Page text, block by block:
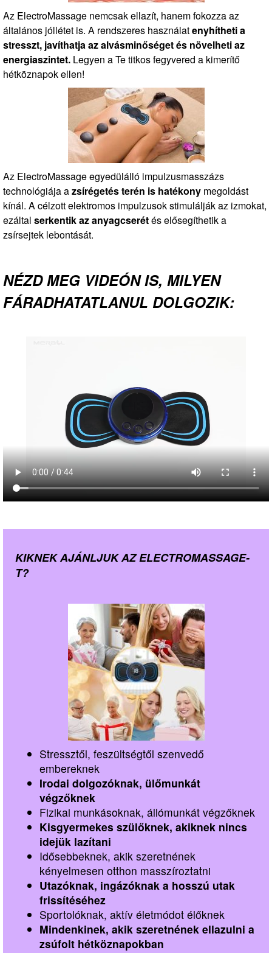
Az ElectroMassage nemcsak ellazít, hanem fokozza az
általános jóllétet is. A rendszeres használatenyhítheti a
stresszt, javíthatja az alvásminőséget és növelheti az
energiaszintet. Legyen a Te titkos fegyvered a kimerítő
hétköznapok ellen!
Az ElectroMassage egyedülálló impulzusmasszázs
technológiája azsírégetés terén is hatékony megoldást
kínál. A célzott elektromos impulzusok stimulálják az izmokat,
ezáltal serkentik az anyagcserétés elősegíthetik a
zsírsejtek lebontását.
NÉZD MEG VIDEÓN IS, MILYEN
FÁRADHATATLANUL DOLGOZIK:
KIKNEK AJÁNLJUK AZ ELECTROMASSAGE-
T?
Stressztől, feszültségtől szenvedő
embereknek
Irodai dolgozóknak, ülőmunkát
végzőknek
Fizikai munkásoknak, állómunkát végzőknek
Kisgyermekes szülőknek, akiknek nincs
idejük lazítani
Idősebbeknek, akik szeretnének
kényelmesen otthon masszíroztatni
Utazóknak, ingázóknak a hosszú utak
frissítéséhez
Sportolóknak, aktív életmódot élőknek
Mindenkinek, akik szeretnének ellazulni a
zsúfolt hétköznapokban